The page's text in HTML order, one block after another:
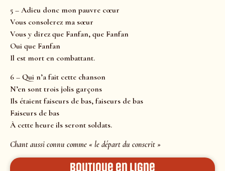
5 – Adieu donc mon pauvre cœur
Vous consolerez ma sœur
Vous y direz que Fanfan, que Fanfan
Oui que Fanfan
Il est mort en combattant.
6 – Qui n’a fait cette chanson
N’en sont trois jolis garçons
Ils étaient faiseurs de bas, faiseurs de bas
Faiseurs de bas
À cette heure ils seront soldats.
Chant aussi connu comme « le départ du conscrit »
Boutique en ligne